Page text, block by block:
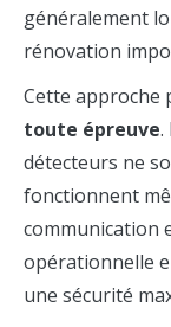
généralement
rénovation
Cette approche
toute épreuve.
détecteurs ne
fonctionnent
communication
opérationnelle
une sécurité